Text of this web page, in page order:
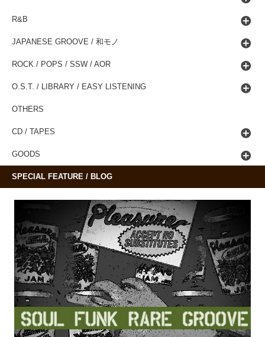
R&B
JAPANESE GROOVE / 和モノ
ROCK / POPS / SSW / AOR
O.S.T. / LIBRARY / EASY LISTENING
OTHERS
CD / TAPES
GOODS
SPECIAL FEATURE / BLOG